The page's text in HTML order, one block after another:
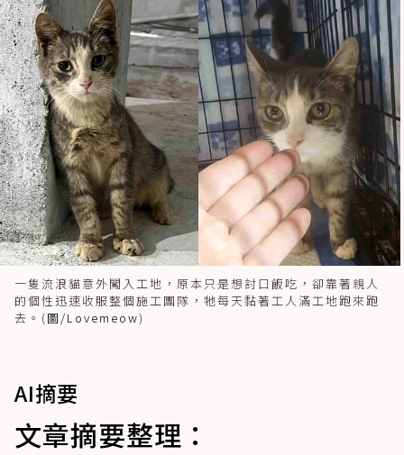
一隻流浪貓意外闖入工地，原本只是想討口飯吃，卻靠著親人
的個性迅速收服整個施工團隊，牠每天黏著工人滿工地跑來跑
去。(圖/Lovemeow)
AI摘要
文章摘要整理：